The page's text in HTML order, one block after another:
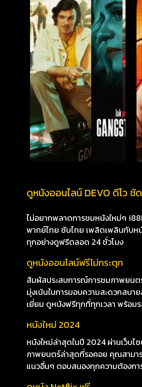
ดูหนังออนไลน์ DEVO ดีโว ชั
ไม่อยากพลาดการชมหนังใหม่ๆ
พากย์ไทย ซับไทย เพลิดเพลินกับห
ทุกอย่างดูฟรีตลอด 24 ชั่วโมง
ดูหนังออนไลน์ฟรีไม่กระตุก
สัมผัสประสบการณ์การชมภาพยนต
มุ่งเน้นในการมอบความสะดวกสบ
เยี่ยม ดูหนังฟรีทุกที่ทุกเวลา พร้อ
หนังใหม่ 2024
หนังใหม่ล่าสุดในปี 2024 ผ่านเว็บไ
ภาพยนตร์ล่าสุดที่รอคอย คุณสามาร
แนวอื่นๆ ตอบสนองทุกความต้องก